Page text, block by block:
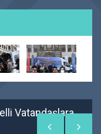
Vatandaşlara